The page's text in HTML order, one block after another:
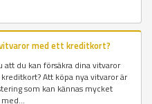
med ett kreditkort?
att du kan försäkra dina vitvaror
Att köpa nya vitvaror är
som kan kännas mycket